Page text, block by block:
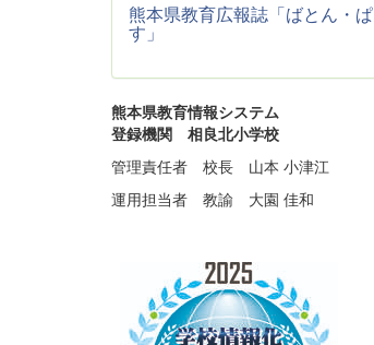
熊本県教育広報誌「ばとん・ぱ
す」
熊本県教育情報システム
登録機関 相良北小学校
管理責任者 校長 山本 小津江
運用担当者 教諭 大園 佳和